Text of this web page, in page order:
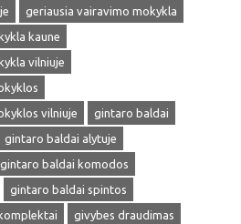
geriausia vairavimo mokykla
kaune
vilniuje
vilniuje
gintaro baldai
gintaro baldai alytuje
gintaro baldai komodos
gintaro baldai spintos
givybes draudimas